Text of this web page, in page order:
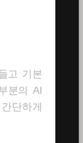
고 기본
분의 AI
단하게